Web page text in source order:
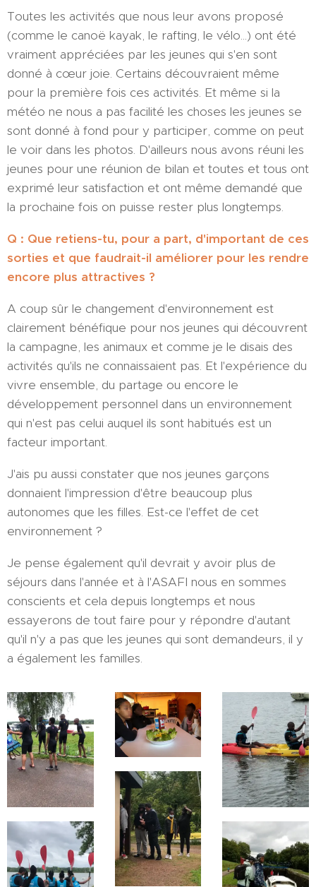
Toutes les activités que nous leur avons proposé
(comme le canoë kayak, le rafting, le vélo...) ont été
vraiment appréciées par les jeunes qui s'en sont
donné à cœur joie. Certains découvraient même
pour la première fois ces activités. Et même si la
météo ne nous a pas facilité les choses les jeunes se
sont donné à fond pour y participer, comme on peut
le voir dans les photos. D'ailleurs nous avons réuni les
jeunes pour une réunion de bilan et toutes et tous ont
exprimé leur satisfaction et ont même demandé que
la prochaine fois on puisse rester plus longtemps.
Q : Que retiens-tu, pour a part, d'important de ces
sorties et que faudrait-il améliorer pour les rendre
encore plus attractives ?
A coup sûr le changement d'environnement est
clairement bénéfique pour nos jeunes qui découvrent
la campagne, les animaux et comme je le disais des
activités qu'ils ne connaissaient pas. Et l'expérience du
vivre ensemble, du partage ou encore le
développement personnel dans un environnement
qui n'est pas celui auquel ils sont habitués est un
facteur important.
J'ais pu aussi constater que nos jeunes garçons
donnaient l'impression d'être beaucoup plus
autonomes que les filles. Est-ce l'effet de cet
environnement ?
Je pense également qu'il devrait y avoir plus de
séjours dans l'année et à l'ASAFI nous en sommes
conscients et cela depuis longtemps et nous
essayerons de tout faire pour y répondre d'autant
qu'il n'y a pas que les jeunes qui sont demandeurs, il y
a également les familles.